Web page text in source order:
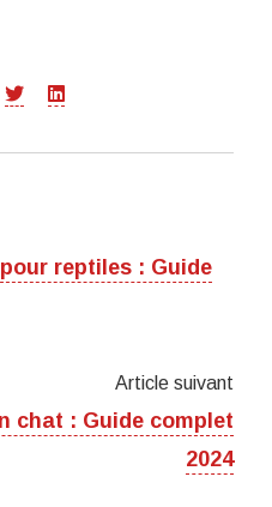
reptiles : Guide
Article suivant
chat : Guide complet
2024